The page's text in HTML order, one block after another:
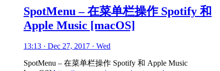
SpotMenu – 在菜单栏操作 Spotify 和
Apple Music [macOS]
13:13 · Dec 27, 2017 · Wed
SpotMenu – 在菜单栏操作 Spotify 和 Apple Music